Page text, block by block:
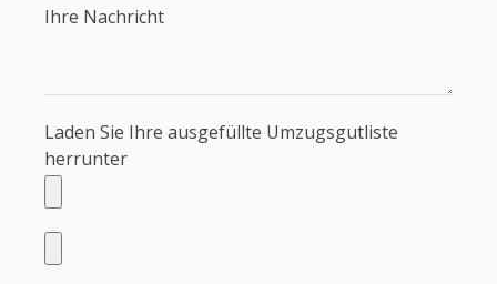
Ihre Nachricht
Laden Sie Ihre ausgefüllte Umzugsgutliste
herrunter